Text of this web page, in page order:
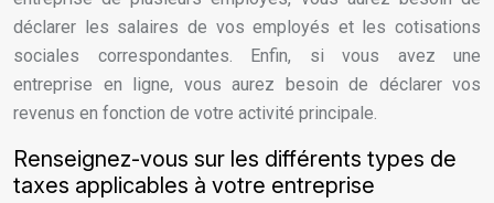
déclarer les salaires de vos employés et les cotisations
sociales correspondantes. Enfin, si vous avez une
entreprise en ligne, vous aurez besoin de déclarer vos
revenus en fonction de votre activité principale.
Renseignez-vous sur les différents types de
taxes applicables à votre entreprise